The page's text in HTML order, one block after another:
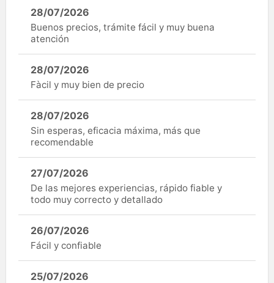
28/07/2026
Buenos precios, trámite fácil y muy buena
atención
28/07/2026
Fàcil y muy bien de precio
28/07/2026
Sin esperas, eficacia máxima, más que
recomendable
27/07/2026
De las mejores experiencias, rápido fiable y
todo muy correcto y detallado
26/07/2026
Fácil y confiable
25/07/2026